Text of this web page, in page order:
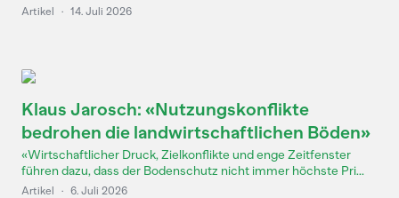
Artikel · 14. Juli 2026
Klaus Jarosch: «Nutzungskonflikte
bedrohen die landwirtschaftlichen Böden»
«Wirtschaftlicher Druck, Zielkonflikte und enge Zeitfenster
führen dazu, dass der Bodenschutz nicht immer höchste Pri...
Artikel · 6. Juli 2026